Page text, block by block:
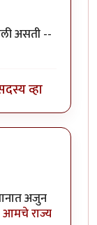
असती --
व्हा
अजुन
आमचे राज्य